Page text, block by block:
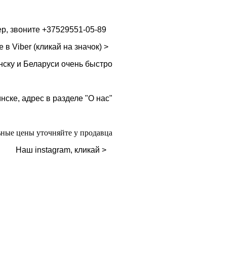
звоните +37529551-05-89
в Viber (кликай на значок) >
и Беларуси очень быстро
адрес в разделе "О нас"
цены уточняйте у продавца
Наш instagram, кликай >